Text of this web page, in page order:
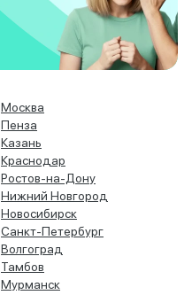
Москва
Пенза
Казань
Краснодар
Ростов-на-Дону
Нижний Новгород
Новосибирск
Санкт-Петербург
Волгоград
Тамбов
Мурманск